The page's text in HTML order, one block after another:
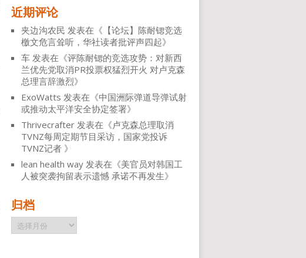
近期评论
夹边沟农民 发表在《 【论坛】陈耐锶竞选
檄文危言耸听，华社读者批评声四起》
车 发表在《评陈耐锶的竞选攻势：对新西
兰优先党取消PR投票权猛烈开火 对卢克森
总理言辞激烈》
ExoWatts 发表在《中国洲际弹道导弹试射
或推动太平洋安全协定签署》
Thrivecrafter 发表在《卢克森总理取消
TVNZ每周定期节目采访，国家党投诉
TVNZ记者 》
lean health way 发表在《美官员对韩国工
人被突袭拘留表示遗憾 承诺不再发生》
归档
归
档